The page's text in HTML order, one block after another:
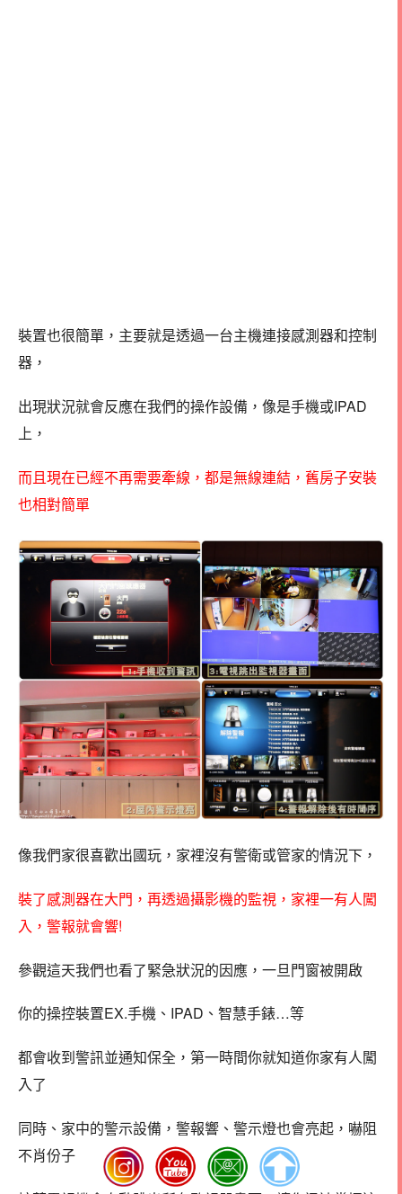
裝置也很簡單，主要就是透過一台主機連接感測器和控制
器，
出現狀況就會反應在我們的操作設備，像是手機或IPAD
上，
而且現在已經不再需要牽線，都是無線連結，舊房子安裝
也相對簡單
像我們家很喜歡出國玩，家裡沒有警衛或管家的情況下，
裝了感測器在大門，再透過攝影機的監視，家裡一有人闖
入，警報就會響!
參觀這天我們也看了緊急狀況的因應，一旦門窗被開啟
你的操控裝置EX.手機、IPAD、智慧手錶…等
都會收到警訊並通知保全，第一時間你就知道你家有人闖
入了
同時、家中的警示設備，警報響、警示燈也會亮起，嚇阻
不肖份子